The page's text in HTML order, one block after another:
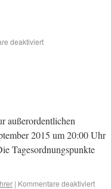
deaktiviert
außerordentlichen
2015 um 20:00 Uhr
Tagesordnungspunkte
| Kommentare deaktiviert